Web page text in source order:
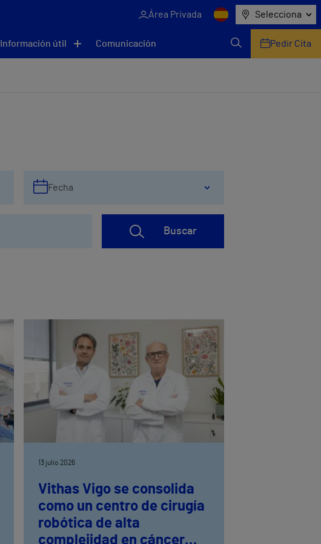
Área Privada Selecciona
Información útil Comunicación Pedir Cita
Fecha
Buscar
13 julio 2026
Vithas Vigo se consolida
como un centro de cirugía
robótica de alta
complejidad en cáncer